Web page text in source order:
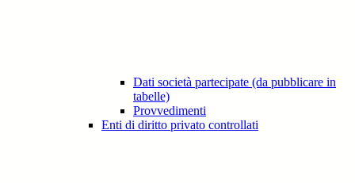
Dati società partecipate (da pubblicare in
tabelle)
Provvedimenti
Enti di diritto privato controllati